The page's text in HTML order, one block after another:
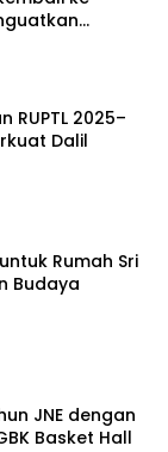
RUPTL 2025–
Dalil
Rumah Sri
Budaya
JNE dengan
Basket Hall